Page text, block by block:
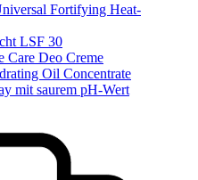
Fortifying Heat-
LSF 30
Care Deo Creme
Oil Concentrate
mit saurem pH-Wert